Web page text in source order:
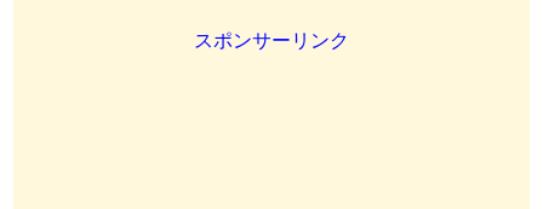
スポンサーリンク